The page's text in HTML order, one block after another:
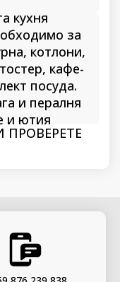
кухня
за
котлони,
кафе-
посуда.
и пералня
и ютия
ПРОВЕРЕТЕ